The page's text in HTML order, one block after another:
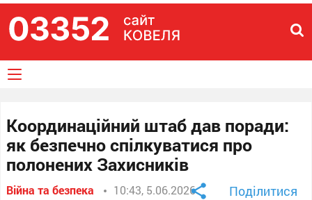
Координаційний штаб дав поради:
як безпечно спілкуватися про
полонених Захисників
Війна та безпека 10:43, 5.06.2026 Поділитися